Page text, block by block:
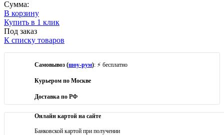
Сумма:
В корзину
Купить в 1 клик
Под заказ
К списку товаров
Самовывоз (шоу-рум): ⚡ бесплатно
Курьером по Москве
Доставка по РФ
Онлайн картой на сайте
Банковской картой при получении